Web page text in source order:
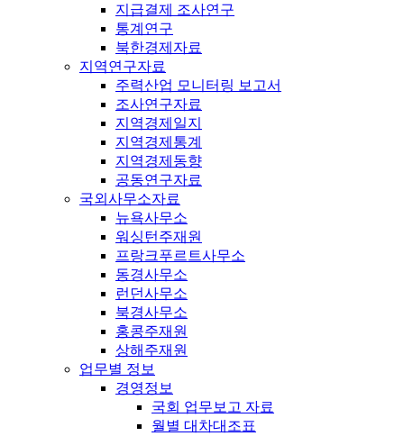
지급결제 조사연구
통계연구
북한경제자료
지역연구자료
주력산업 모니터링 보고서
조사연구자료
지역경제일지
지역경제통계
지역경제동향
공동연구자료
국외사무소자료
뉴욕사무소
워싱턴주재원
프랑크푸르트사무소
동경사무소
런던사무소
북경사무소
홍콩주재원
상해주재원
업무별 정보
경영정보
국회 업무보고 자료
월별 대차대조표